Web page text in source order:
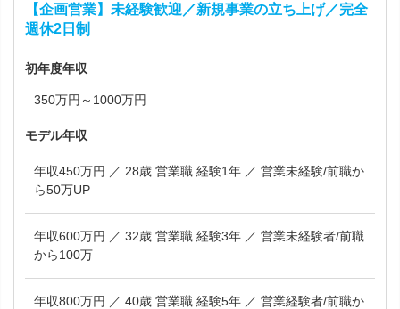
【企画営業】未経験歓迎／新規事業の立ち上げ／完全
週休2日制
初年度年収
350万円～1000万円
モデル年収
年収450万円 ／ 28歳 営業職 経験1年 ／ 営業未経験/前職か
ら50万UP
年収600万円 ／ 32歳 営業職 経験3年 ／ 営業未経験者/前職
から100万
年収800万円 ／ 40歳 営業職 経験5年 ／ 営業経験者/前職か